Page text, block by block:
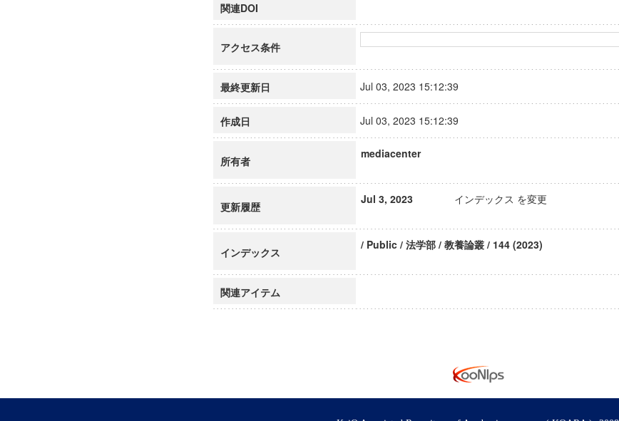
関連DOI
アクセス条件
最終更新日 Jul 03, 2023 15:12:39
作成日 Jul 03, 2023 15:12:39
所有者
mediacenter
更新履歴
Jul 3, 2023 インデックス を変更
インデックス
/ Public / 法学部 / 教養論叢 / 144 (2023)
関連アイテム